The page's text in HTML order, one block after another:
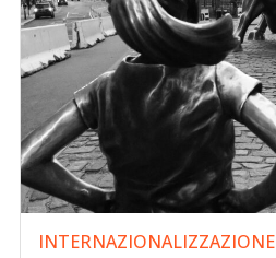
INTERNAZIONALIZZAZIONE